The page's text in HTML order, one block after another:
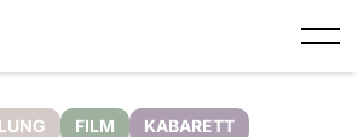
FILM
KABARETT